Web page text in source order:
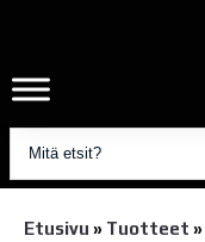
Etusivu » Tuotteet »